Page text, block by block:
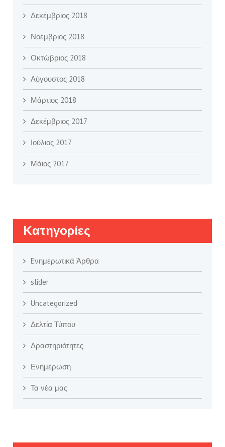
Δεκέμβριος 2018
Νοέμβριος 2018
Οκτώβριος 2018
Αύγουστος 2018
Μάρτιος 2018
Δεκέμβριος 2017
Ιούλιος 2017
Μάιος 2017
Kατηγορίες
Eνημερωτικά Άρθρα
slider
Uncategorized
Δελτία Τύπου
Δραστηριότητες
Ενημέρωση
Τα νέα μας